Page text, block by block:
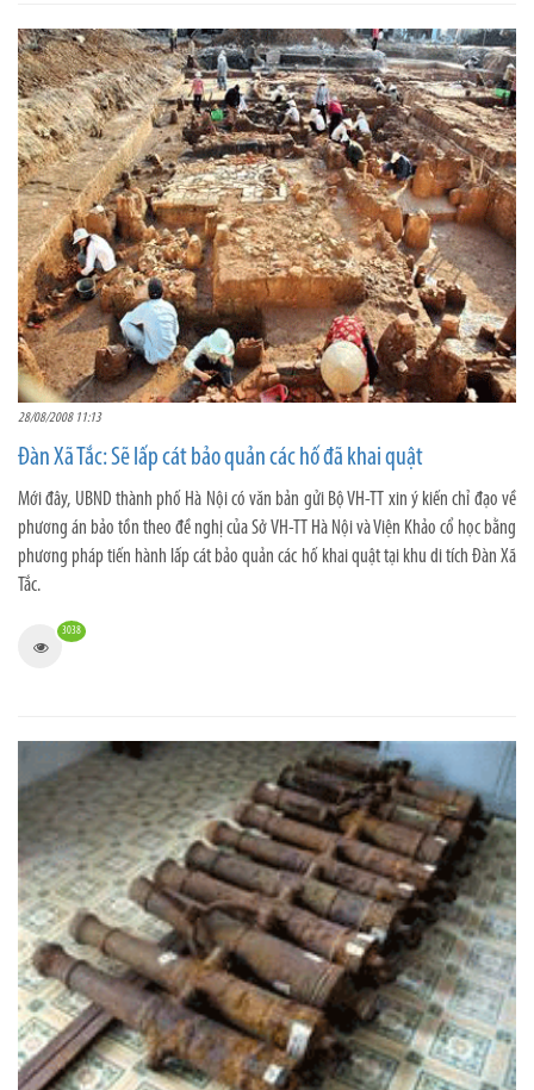
28/08/2008 11:13
Đàn Xã Tắc: Sẽ lấp cát bảo quản các hố đã khai quật
Mới đây, UBND thành phố Hà Nội có văn bản gửi Bộ VH-TT xin ý kiến chỉ đạo về
phương án bảo tồn theo đề nghị của Sở VH-TT Hà Nội và Viện Khảo cổ học bằng
phương pháp tiến hành lấp cát bảo quản các hố khai quật tại khu di tích Đàn Xã
Tắc.
3038